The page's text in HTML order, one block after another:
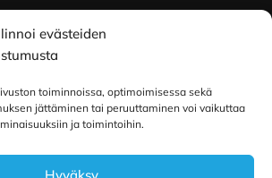
evästeiden
toiminnoissa, optimoimisessa sekä
jättäminen tai peruuttaminen voi vaikuttaa
ja toimintoihin.
Hyväksy
Myymälä ja keskusvarasto
Siltavuorenranta 18
00170 Helsinki
Oulu
Kauppurienkatu 34